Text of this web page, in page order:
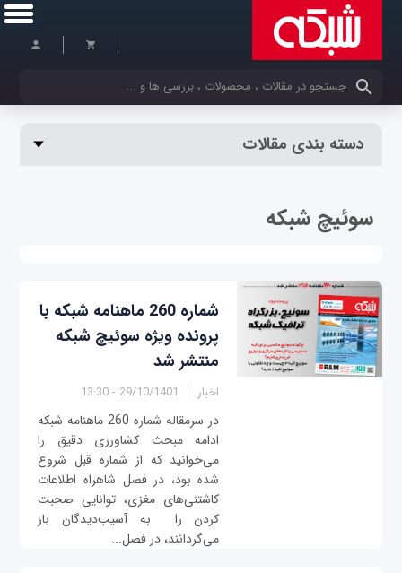
کلمات کلیدی خود را وارد کنید
دسته بندی مقالات
سوئیچ شبکه
شماره 260 ماهنامه شبکه با
پرونده ویژه سوئیچ شبکه
منتشر شد
اخبار 29/10/1401 - 13:30
در سرمقاله شماره 260 ماهنامه شبکه
ادامه مبحث کشاورزی دقیق را
می‌خوانید که از شماره قبل شروع
شده بود، در فصل شاهراه اطلاعات
کاشتنی‌های مغزی، توانایی صحبت
کردن را به آسیب‌دیدگان باز
می‌گردانند، در فصل...